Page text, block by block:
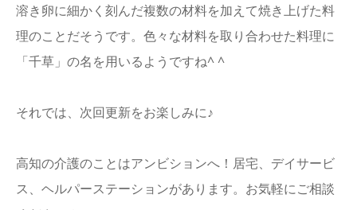
溶き卵に細かく刻んだ複数の材料を加えて焼き上げた料
理のことだそうです。色々な材料を取り合わせた料理に
「千草」の名を用いるようですね^ ^
それでは、次回更新をお楽しみに♪
高知の介護のことはアンビションへ！居宅、デイサービ
ス、ヘルパーステーションがあります。お気軽にご相談